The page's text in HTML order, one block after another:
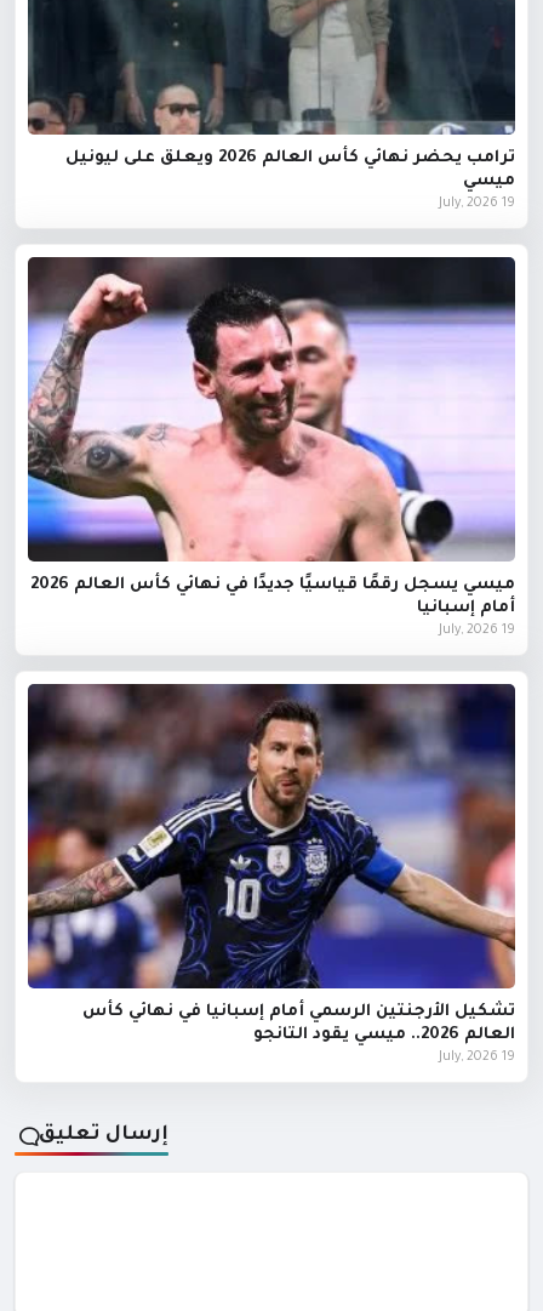
ترامب يحضر نهائي كأس العالم 2026 ويعلق على ليونيل
ميسي
19 July, 2026
ميسي يسجل رقمًا قياسيًا جديدًا في نهائي كأس العالم 2026
أمام إسبانيا
19 July, 2026
تشكيل الأرجنتين الرسمي أمام إسبانيا في نهائي كأس
العالم 2026.. ميسي يقود التانجو
19 July, 2026
إرسال تعليق